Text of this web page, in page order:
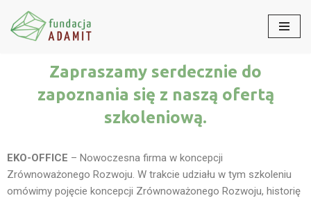
Przejdź
Zapraszamy serdecznie do
zapoznania się z naszą ofertą
szkoleniową.
EKO-OFFICE – Nowoczesna firma w koncepcji
Zrównoważonego Rozwoju. W trakcie udziału w tym szkoleniu
omówimy pojęcie koncepcji Zrównoważonego Rozwoju, historię